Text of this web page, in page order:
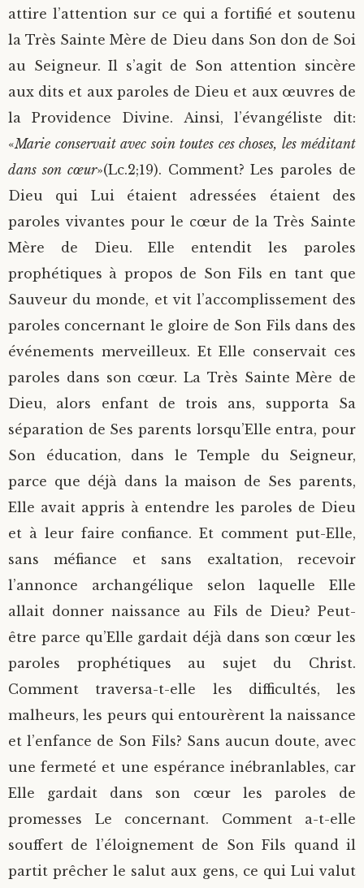
attire l’attention sur ce qui a fortifié et soutenu
la Très Sainte Mère de Dieu dans Son don de Soi
au Seigneur. Il s’agit de Son attention sincère
aux dits et aux paroles de Dieu et aux œuvres de
la Providence Divine. Ainsi, l’évangéliste dit:
«Marie conservait avec soin toutes ces choses, les méditant
dans son cœur»(Lc.2;19). Comment? Les paroles de
Dieu qui Lui étaient adressées étaient des
paroles vivantes pour le cœur de la Très Sainte
Mère de Dieu. Elle entendit les paroles
prophétiques à propos de Son Fils en tant que
Sauveur du monde, et vit l’accomplissement des
paroles concernant le gloire de Son Fils dans des
événements merveilleux. Et Elle conservait ces
paroles dans son cœur. La Très Sainte Mère de
Dieu, alors enfant de trois ans, supporta Sa
séparation de Ses parents lorsqu’Elle entra, pour
Son éducation, dans le Temple du Seigneur,
parce que déjà dans la maison de Ses parents,
Elle avait appris à entendre les paroles de Dieu
et à leur faire confiance. Et comment put-Elle,
sans méfiance et sans exaltation, recevoir
l’annonce archangélique selon laquelle Elle
allait donner naissance au Fils de Dieu? Peut-
être parce qu’Elle gardait déjà dans son cœur les
paroles prophétiques au sujet du Christ.
Comment traversa-t-elle les difficultés, les
malheurs, les peurs qui entourèrent la naissance
et l’enfance de Son Fils? Sans aucun doute, avec
une fermeté et une espérance inébranlables, car
Elle gardait dans son cœur les paroles de
promesses Le concernant. Comment a-t-elle
souffert de l’éloignement de Son Fils quand il
partit prêcher le salut aux gens, ce qui Lui valut